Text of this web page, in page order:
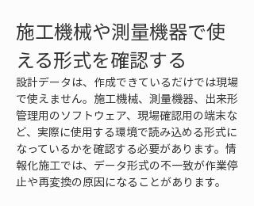
施工機械や測量機器で使
える形式を確認する
設計データは、作成できているだけでは現場
で使えません。施工機械、測量機器、出来形
管理用のソフトウェア、現場確認用の端末な
ど、実際に使用する環境で読み込める形式に
なっているかを確認する必要があります。情
報化施工では、データ形式の不一致が作業停
止や再変換の原因になることがあります。